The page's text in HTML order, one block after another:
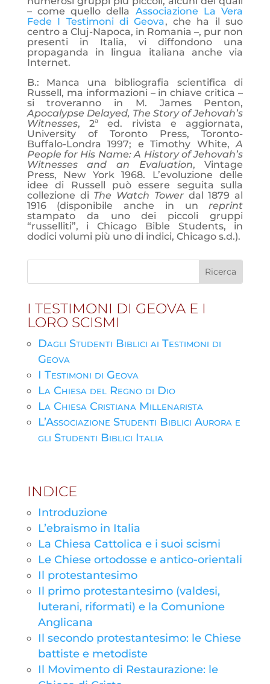
– come quello della Associazione La Vera
Fede I Testimoni di Geova, che ha il suo
centro a Cluj-Napoca, in Romania –, pur non
presenti in Italia, vi diffondono una
propaganda in lingua italiana anche via
Internet.
B.: Manca una bibliografia scientifica di
Russell, ma informazioni – in chiave critica –
si troveranno in M. James Penton,
Apocalypse Delayed, The Story of Jehovah’s
Witnesses, 2ª ed. rivista e aggiornata,
University of Toronto Press, Toronto-
Buffalo-Londra 1997; e Timothy White,A
People for His Name: A History of Jehovah’s
Witnesses and an Evaluation, Vintage
Press, New York 1968. L’evoluzione delle
idee di Russell può essere seguita sulla
collezione di The Watch Towerdal 1879 al
1916 (disponibile anche in unreprint
stampato da uno dei piccoli gruppi
“russelliti”, i Chicago Bible Students, in
dodici volumi più uno di indici, Chicago s.d.).
I TESTIMONI DI GEOVA E I
LORO SCISMI
Dagli Studenti Biblici ai Testimoni di
Geova
I Testimoni di Geova
La Chiesa del Regno di Dio
La Chiesa Cristiana Millenarista
L’Associazione Studenti Biblici Aurora e
gli Studenti Biblici Italia
INDICE
Introduzione
L’ebraismo in Italia
La Chiesa Cattolica e i suoi scismi
Le Chiese ortodosse e antico-orientali
Il protestantesimo
Il primo protestantesimo (valdesi,
luterani, riformati) e la Comunione
Anglicana
Il secondo protestantesimo: le Chiese
battiste e metodiste
Il Movimento di Restaurazione: le